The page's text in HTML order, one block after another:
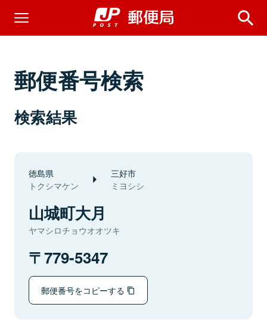
郵便番号検索
検索結果
徳島県
トクシマケン
三好市
ミヨシシ
山城町大月
ヤマシロチョウオオツキ
779-5347
郵便番号をコピーする